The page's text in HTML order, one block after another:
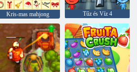
Kris-mas mahjong Tűz és Víz 4